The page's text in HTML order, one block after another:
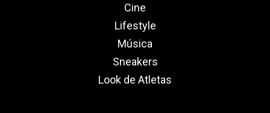
Cine
Lifestyle
Música
Sneakers
Look de Atletas